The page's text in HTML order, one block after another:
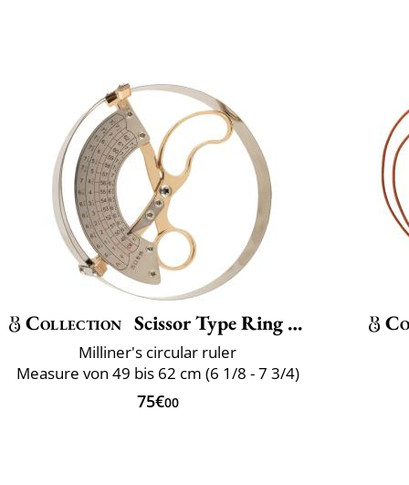
Collection Scissor Type Ring Compass Size
Milliner's circular ruler
Measure von 49 bis 62 cm (6 1/8 - 7 3/4)
75€00